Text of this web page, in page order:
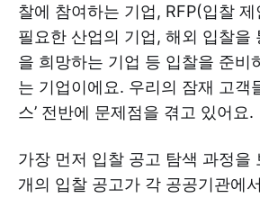
찰에 참여하는 기업, RFP(입찰
필요한 산업의 기업, 해외 입찰을
을 희망하는 기업 등 입찰을 준비
는 기업이에요. 우리의 잠재 고객
스’ 전반에 문제점을 겪고 있어요.
가장 먼저 입찰 공고 탐색 과정을
개의 입찰 공고가 각 공공기관에